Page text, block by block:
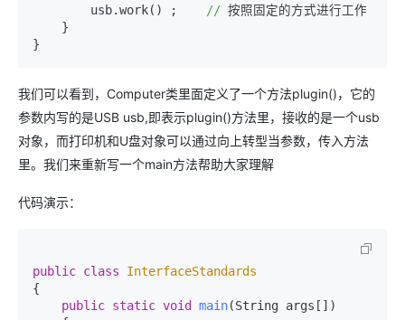
        usb.work() ;
// 按照固定的方式进行工作
}
我们可以看到，Computer类里面定义了一个方法plugin()，它的
参数内写的是USB usb,即表示plugin()方法里，接收的是一个usb
对象，而打印机和U盘对象可以通过向上转型当参数，传入方法
里。我们来重新写一个main方法帮助大家理解
代码演示：
public class
InterfaceStandards
{
public static void main(String args[])